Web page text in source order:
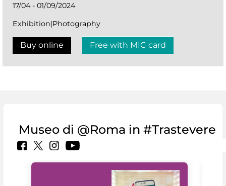
17/04 - 01/09/2024
Exhibition|Photography
Buy online Free with MIC card
Museo di @Roma in #Trastevere